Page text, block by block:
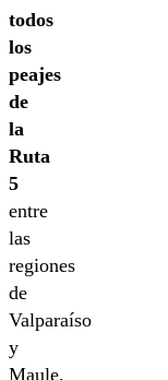
todos
los
peajes
de
la
Ruta
5
entre
las
regiones
de
Valparaíso
y
Maule,